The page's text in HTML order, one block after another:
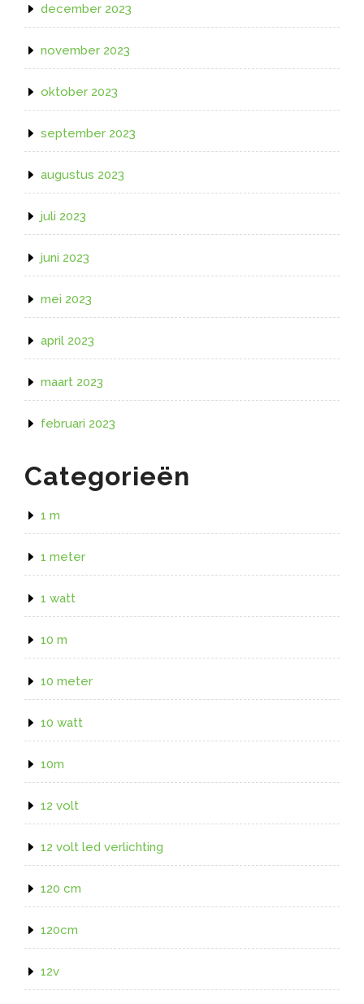
december 2023
november 2023
oktober 2023
september 2023
augustus 2023
juli 2023
juni 2023
mei 2023
april 2023
maart 2023
februari 2023
Categorieën
1 m
1 meter
1 watt
10 m
10 meter
10 watt
10m
12 volt
12 volt led verlichting
120 cm
120cm
12v